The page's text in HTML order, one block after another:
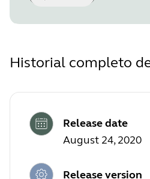
Historial completo
Release date
August 24, 2020
Release version